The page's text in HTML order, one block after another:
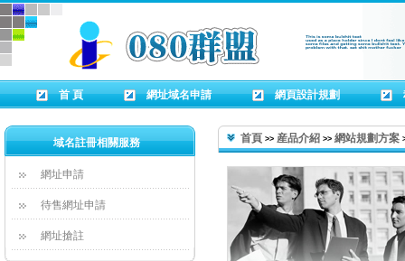
首 頁 網址域名申請 網頁設計規劃
域名註冊相關服務
網址申請
待售網址申請
網址搶註
首頁 >> 産品介紹 >> 網站規劃方案